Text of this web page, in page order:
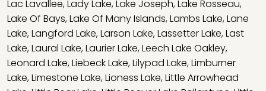
Lac Lavallee,Lady Lake,Lake Joseph,Lake Rosseau,
Lake Of Bays,Lake Of Many Islands,Lambs Lake,Lane
Lake,Langford Lake,Larson Lake,Lassetter Lake,Last
Lake,Laural Lake,Laurier Lake,Leech Lake Oakley,
Leonard Lake,Liebeck Lake,Lilypad Lake,Limburner
Lake,Limestone Lake,Lioness Lake,Little Arrowhead